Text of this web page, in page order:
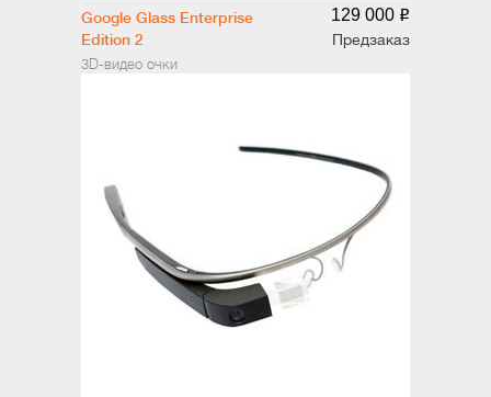
Google Glass Enterprise
Edition 2
3D-видео очки
129 000 o
Предзаказ